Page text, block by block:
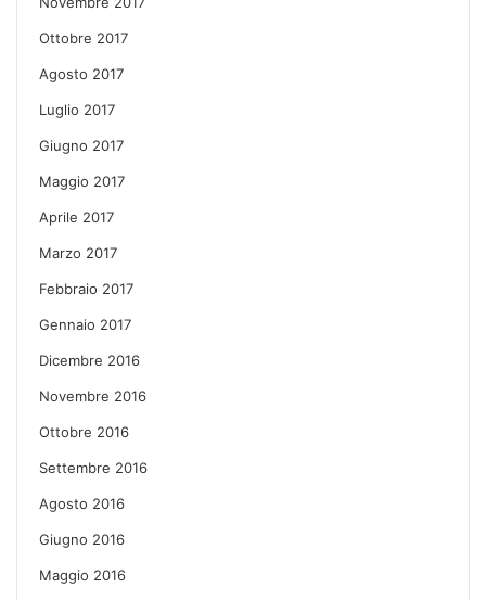
Ottobre 2017
Agosto 2017
Luglio 2017
Giugno 2017
Maggio 2017
Aprile 2017
Marzo 2017
Febbraio 2017
Gennaio 2017
Dicembre 2016
Novembre 2016
Ottobre 2016
Settembre 2016
Agosto 2016
Giugno 2016
Maggio 2016